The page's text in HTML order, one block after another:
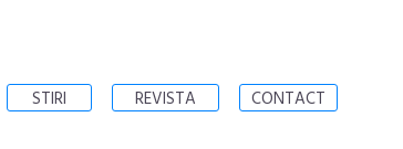
STIRI REVISTA CONTACT